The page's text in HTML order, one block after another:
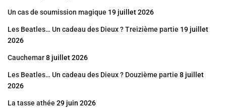
Un cas de soumission magique 19 juillet 2026
Les Beatles… Un cadeau des Dieux ? Treizième partie 19 juillet
2026
Cauchemar8 juillet 2026
Les Beatles… Un cadeau des Dieux ? Douzième partie 8 juillet
2026
La tasse athée 29 juin 2026